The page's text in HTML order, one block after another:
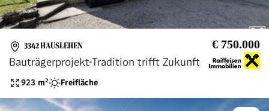
3342 HAUSLEHEN € 750.000
Bauträgerprojekt-Tradition trifft Zukunft
923 m² Freifläche